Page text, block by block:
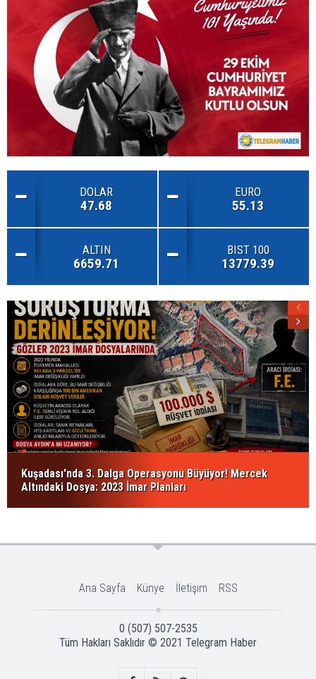
DOLAR
47.68
EURO
55.13
ALTIN
6659.71
BIST 100
13779.39
Kuşadası'nda 3. Dalga Operasyonu Büyüyor! Mercek
Altındaki Dosya: 2023 İmar Planları
Ana Sayfa Künye İletişim RSS
0 (507) 507-2535
Tüm Hakları Saklıdır © 2021 Telegram Haber